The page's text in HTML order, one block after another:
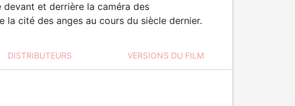
et derrière la caméra des
cité des anges au cours du siècle dernier.
DISTRIBUTEURS VERSIONS DU FILM